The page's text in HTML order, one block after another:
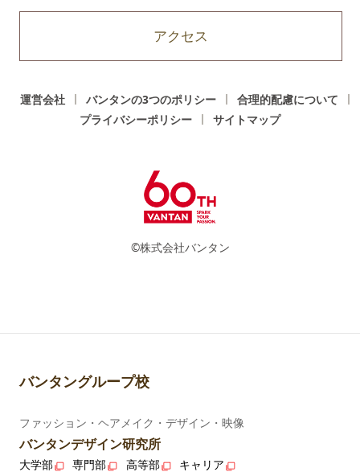
アクセス
運営会社 バンタンの3つのポリシー
合理的配慮について
プライバシーポリシー
サイトマップ
©株式会社バンタン
バンタングループ校
ファッション・ヘアメイク・デザイン・映像
バンタンデザイン研究所
大学部 専門部 高等部 キャリア